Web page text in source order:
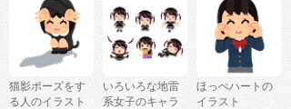
猫影ポーズをす
る人のイラスト
いろいろな地雷
系女子のキャラ
ほっぺハートの
イラスト